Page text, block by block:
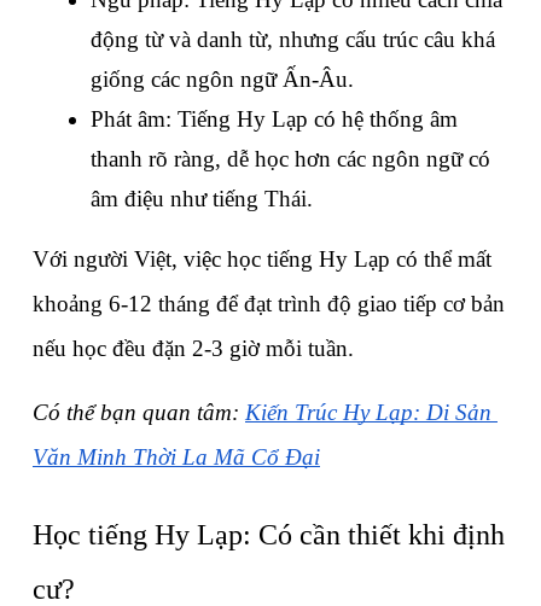
động từ và danh từ, nhưng cấu trúc câu khá
giống các ngôn ngữ Ấn-Âu.
Phát âm: Tiếng Hy Lạp có hệ thống âm
thanh rõ ràng, dễ học hơn các ngôn ngữ có
âm điệu như tiếng Thái.
Với người Việt, việc học tiếng Hy Lạp có thể mất
khoảng 6-12 tháng để đạt trình độ giao tiếp cơ bản
nếu học đều đặn 2-3 giờ mỗi tuần.
Có thể bạn quan tâm: Kiến Trúc Hy Lạp: Di Sản
Văn Minh Thời La Mã Cổ Đại
Học tiếng Hy Lạp: Có cần thiết khi định
cư?